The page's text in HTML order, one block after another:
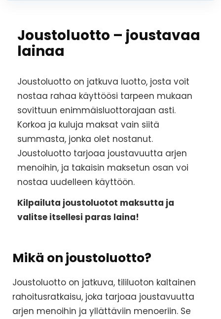
Joustoluotto – joustavaa
lainaa
Joustoluotto on jatkuva luotto, josta voit
nostaa rahaa käyttöösi tarpeen mukaan
sovittuun enimmäisluottorajaan asti.
Korkoa ja kuluja maksat vain siitä
summasta, jonka olet nostanut.
Joustoluotto tarjoaa joustavuutta arjen
menoihin, ja takaisin maksetun osan voi
nostaa uudelleen käyttöön.
Kilpailuta joustoluotot maksutta ja
valitse itsellesi paras laina!
Mikä on joustoluotto?
Joustoluotto on jatkuva, tililuoton kaltainen
rahoitusratkaisu, joka tarjoaa joustavuutta
arjen menoihin ja yllättäviin menoeriin. Se